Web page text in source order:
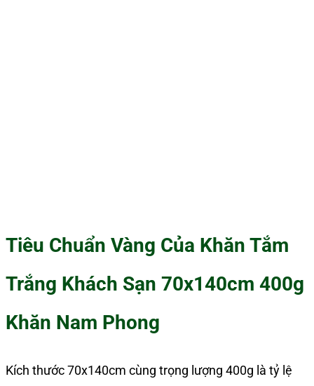
Tiêu Chuẩn Vàng Của Khăn Tắm
Trắng Khách Sạn 70x140cm 400g
Khăn Nam Phong
Kích thước 70x140cm cùng trọng lượng 400g là tỷ lệ